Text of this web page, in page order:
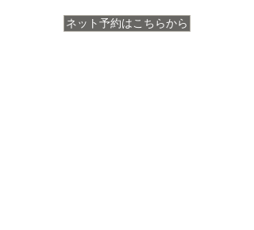
ネット予約はこちらから